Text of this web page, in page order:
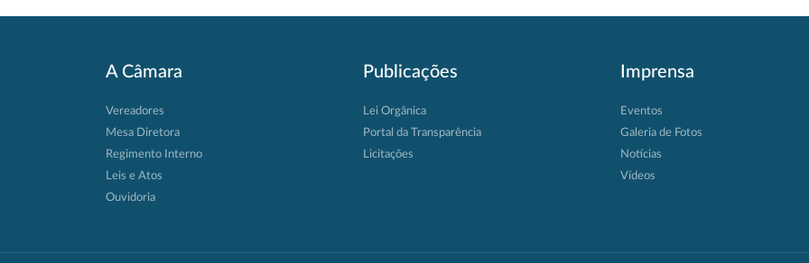
A Câmara
Vereadores
Mesa Diretora
Regimento Interno
Leis e Atos
Ouvidoria
Publicações
Lei Orgânica
Portal da Transparência
Licitações
Imprensa
Eventos
Galeria de Fotos
Notícias
Vídeos